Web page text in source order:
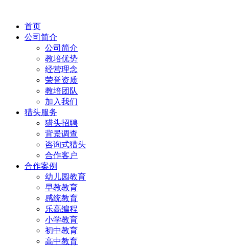
首页
公司简介
公司简介
教培优势
经营理念
荣誉资质
教培团队
加入我们
猎头服务
猎头招聘
背景调查
咨询式猎头
合作客户
合作案例
幼儿园教育
早教教育
感统教育
乐高编程
小学教育
初中教育
高中教育